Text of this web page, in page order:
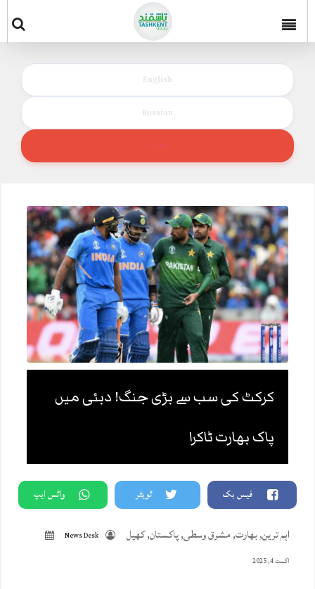
کرکٹ کی سب سے بڑی جنگ! دبئی میں
پاک بھارت ٹاکرا
فیس بک ٹویٹر واٹس ایپ
اہم ترین,بھارت,مشرق وسطی,پاکستان,کھیل
News Desk
اگست 4, 2025